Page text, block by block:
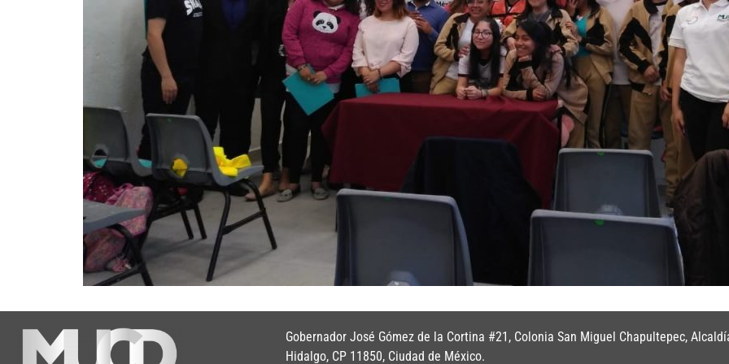
Gobernador José Gómez de la Cortina #21, Colonia San Miguel Chapultepec,
Hidalgo, CP 11850, Ciudad de México.